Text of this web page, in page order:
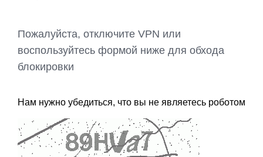
Пожалуйста, отключите VPN или
воспользуйтесь формой ниже для обхода
блокировки
Нам нужно убедиться, что вы не являетесь роботом